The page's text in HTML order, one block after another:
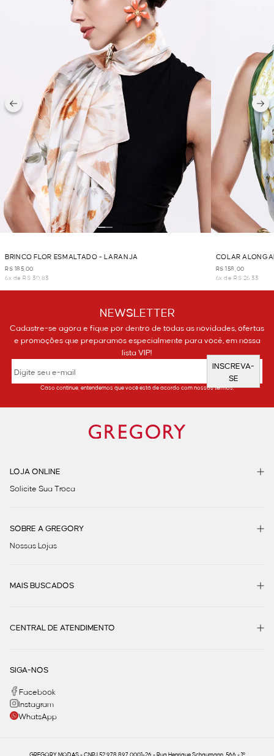
BRINCO FLOR ESMALTADO - LARANJA
R$ 185,00
6x de R$ 30,83
COLAR
R$ 158,00
6x de R$ 26,33
NEWSLETTER
Cadastre-se agora e fique por dentro de todas as novidades, ofertas
e promoções que preparamos especialmente para você, em nossa
lista VIP!
INSCREVA-
SE
Caso continue, entendemos que você está de acordo com nossos termos.
LOJA ONLINE
Solicite Sua Troca
SOBRE A GREGORY
Nossas Lojas
MAIS BUSCADOS
CENTRAL DE ATENDIMENTO
SIGA-NOS
Facebook
Instagram
WhatsApp
GREGORY MODAS - CNPJ 52.978.897.0001-26 - Rua Henrique Schaumann, 566 - 1º